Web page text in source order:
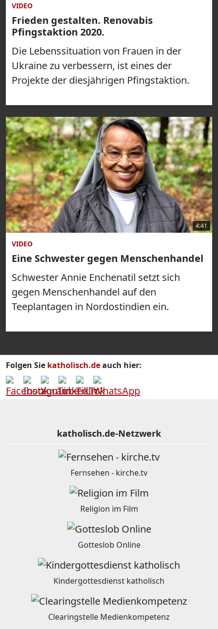
VIDEO
Frieden gestalten. Renovabis
Pfingstaktion 2020.
Die Lebenssituation von Frauen in der
Ukraine zu verbessern, ist eines der
Projekte der diesjährigen Pfingstaktion.
4:41
VIDEO
Eine Schwester gegen Menschenhandel
Schwester Annie Enchenatil setzt sich
gegen Menschenhandel auf den
Teeplantagen in Nordostindien ein.
Folgen Sie katholisch.deauch hier:
katholisch.de-Netzwerk
Fernsehen - kirche.tv
Religion im Film
Gotteslob Online
Kindergottesdienst katholisch
Clearingstelle Medienkompetenz